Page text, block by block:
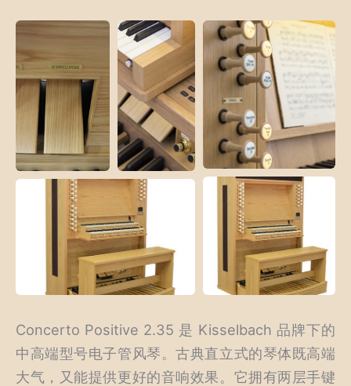
Concerto Positive 2.35 是 Kisselbach 品牌下的
中高端型号电子管风琴。古典直立式的琴体既高端
大气，又能提供更好的音响效果。它拥有两层手键